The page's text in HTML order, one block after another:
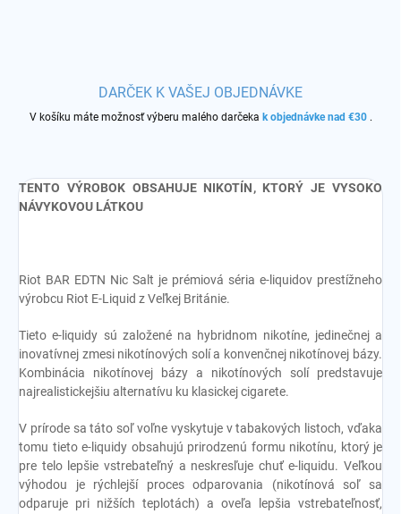
DARČEK K VAŠEJ OBJEDNÁVKE
V košíku máte možnosť výberu malého darčeka k objednávke nad €30.
TENTO VÝROBOK OBSAHUJE NIKOTÍN, KTORÝ JE VYSOKO
NÁVYKOVOU LÁTKOU
Riot BAR EDTN Nic Salt je prémiová séria e-liquidov prestížneho
výrobcu Riot E-Liquid z Veľkej Británie.
Tieto e-liquidy sú založené na hybridnom nikotíne, jedinečnej a
inovatívnej zmesi nikotínových solí a konvenčnej nikotínovej bázy.
Kombinácia nikotínovej bázy a nikotínových solí predstavuje
najrealistickejšiu alternatívu ku klasickej cigarete.
V prírode sa táto soľ voľne vyskytuje v tabakových listoch, vďaka
tomu tieto e-liquidy obsahujú prirodzenú formu nikotínu, ktorý je
pre telo lepšie vstrebateľný a neskresľuje chuť e-liquidu. Veľkou
výhodou je rýchlejší proces odparovania (nikotínová soľ sa
odparuje pri nižších teplotách) a oveľa lepšia vstrebateľnosť,